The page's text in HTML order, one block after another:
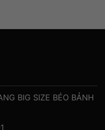
BIG SIZE BÉO BẢNH